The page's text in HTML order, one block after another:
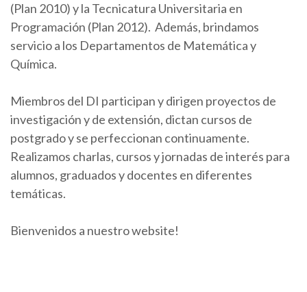
(Plan 2010) y la Tecnicatura Universitaria en
Programación (Plan 2012). Además, brindamos
servicio a los Departamentos de Matemática y
Química.
Miembros del DI participan y dirigen proyectos de
investigación y de extensión, dictan cursos de
postgrado y se perfeccionan continuamente.
Realizamos charlas, cursos y jornadas de interés para
alumnos, graduados y docentes en diferentes
temáticas.
Bienvenidos a nuestro website!